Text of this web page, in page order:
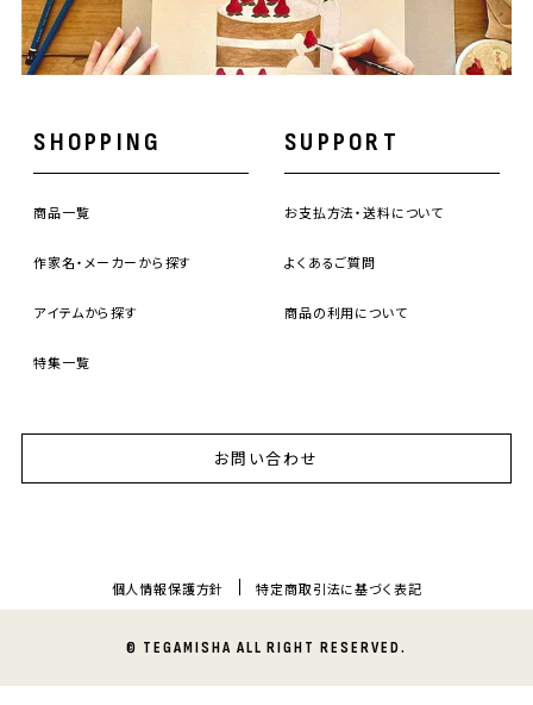
SHOPPING
商品一覧
作家名・メーカーから探す
アイテムから探す
特集一覧
SUPPORT
お支払方法・送料について
よくあるご質問
商品の利用について
お問い合わせ
個人情報保護方針 特定商取引法に基づく表記
© TEGAMISHA ALL RIGHT RESERVED.